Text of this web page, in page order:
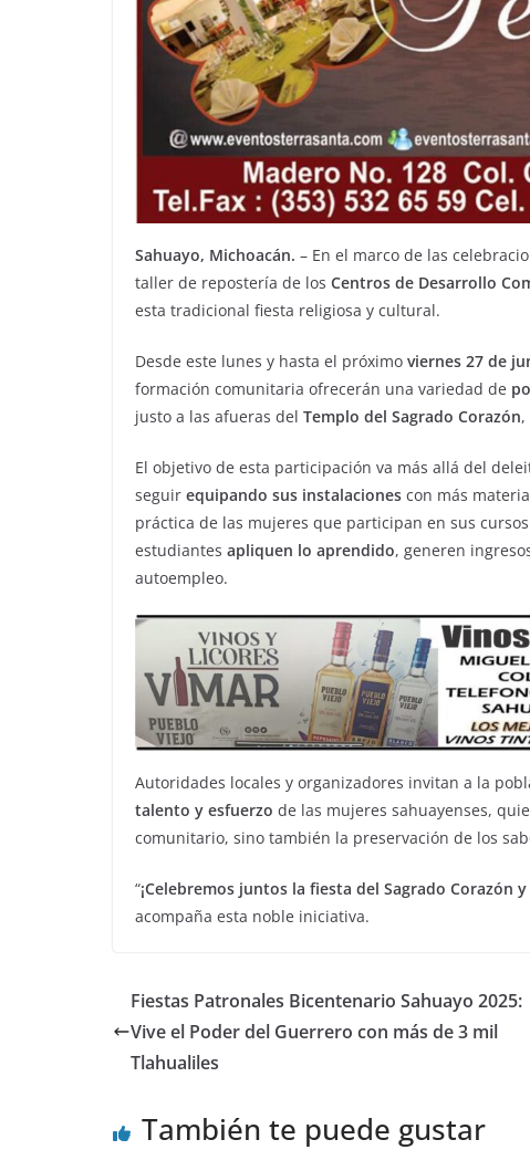
Sahuayo, Michoacán. – En el marco de las
taller de repostería de los Centros de Desarrollo
esta tradicional fiesta religiosa y cultural.
Desde este lunes y hasta el próximo viernes 27 de
formación comunitaria ofrecerán una variedad de
justo a las afueras del Templo del Sagrado Corazón
El objetivo de esta participación va más allá del
seguir equipando sus instalaciones con más
práctica de las mujeres que participan en sus
estudiantes apliquen lo aprendido, generen
autoempleo.
Autoridades locales y organizadores invitan a la
talento y esfuerzo de las mujeres sahuayenses,
comunitario, sino también la preservación de los
“¡Celebremos juntos la fiesta del Sagrado Corazón
acompaña esta noble iniciativa.
Fiestas Patronales Bicentenario Sahuayo 2025:
Vive el Poder del Guerrero con más de 3 mil
Tlahualiles
También te puede gustar